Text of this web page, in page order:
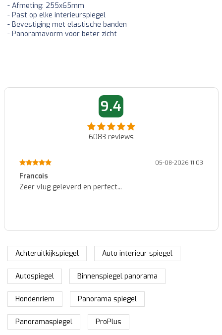
- Afmeting: 255x65mm
- Past op elke interieurspiegel
- Bevestiging met elastische banden
- Panoramavorm voor beter zicht
9.4
6083 reviews
Achteruitkijkspiegel Auto interieur spiegel
Autospiegel Binnenspiegel panorama
Hondenriem Panorama spiegel
Panoramaspiegel ProPlus